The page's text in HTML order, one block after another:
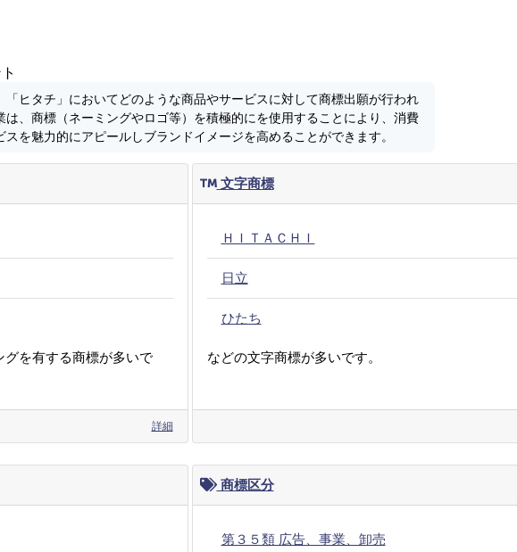
「ヒタチ」においてどのような商品やサービスに対して商標出願が行われ
、商標（ネーミングやロゴ等）を積極的にを使用することにより、消費
を魅力的にアピールしブランドイメージを高めることができます。
を有する商標が多いで
詳細
文字商標
ＨＩＴＡＣＨＩ
日立
ひたち
などの文字商標が多いです。
商標区分
第３５類 広告、事業、卸売